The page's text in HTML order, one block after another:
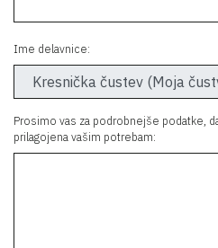
Ime delavnice:
Prosimo vas za podrobnejše podatke,
prilagojena vašim potrebam: